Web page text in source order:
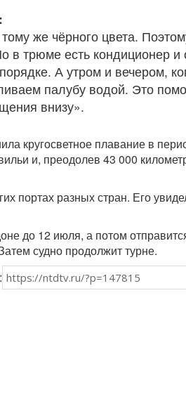
же чёрного цвета.
в трюме есть кондиционер и
А утром и вечером,
палубу водой. Это
внизу».
кругосветное плавание в
и, преодолев 43 000
портах разных стран. Его
до 12 июля, а потом
судно продолжит турне.